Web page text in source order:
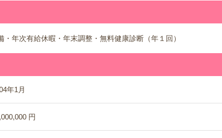
年次有給休暇・年末調整・無料健康診断（年１回）
年1月
円